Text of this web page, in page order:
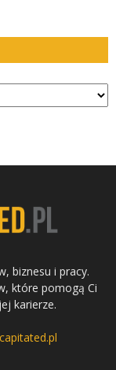
biznesu i pracy.
które pomogą Ci
karierze.